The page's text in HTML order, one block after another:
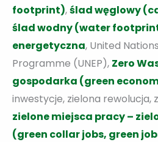
footprint),ślad węglowy
ślad wodny (water
energetyczna, United
Programme (UNEP), Zero
gospodarka (green
inwestycje, zielona rewolucja,
zielone miejsca pracy –
(green collar jobs, green